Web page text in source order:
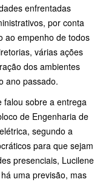
enfrentadas
por conta
ao empenho de todos
várias ações
dos ambientes
ano passado.
falou sobre a entrega
de Engenharia de
segundo a
para que sejam
presenciais, Lucilene
uma previsão, mas